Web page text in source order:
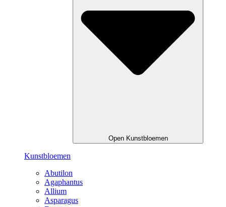
Open Kunstbloemen
Kunstbloemen
Abutilon
Agaphantus
Allium
Asparagus